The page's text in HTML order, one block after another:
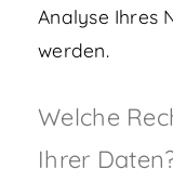
Analyse Ihres
werden.
Welche
Ihrer